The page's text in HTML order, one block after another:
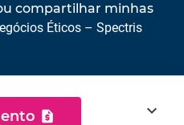
expand_more
compartilhar minhas
Éticos – Spectris